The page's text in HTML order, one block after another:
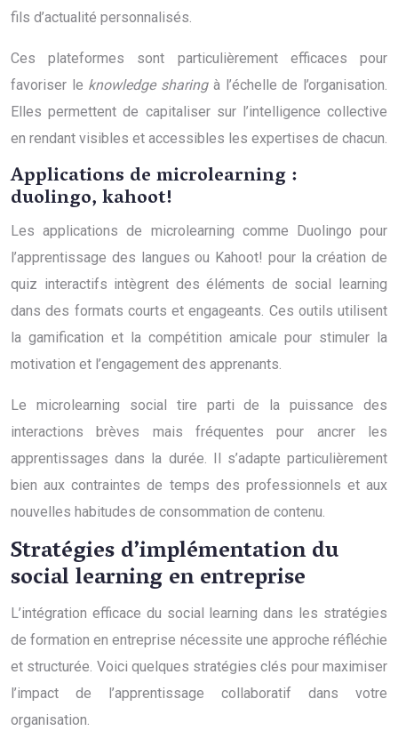
fils d’actualité personnalisés.
Ces plateformes sont particulièrement efficaces pour
favoriser le knowledge sharing à l’échelle de l’organisation.
Elles permettent de capitaliser sur l’intelligence collective
en rendant visibles et accessibles les expertises de chacun.
Applications de microlearning :
duolingo, kahoot!
Les applications de microlearning comme Duolingo pour
l’apprentissage des langues ou Kahoot! pour la création de
quiz interactifs intègrent des éléments de social learning
dans des formats courts et engageants. Ces outils utilisent
la gamification et la compétition amicale pour stimuler la
motivation et l’engagement des apprenants.
Le microlearning social tire parti de la puissance des
interactions brèves mais fréquentes pour ancrer les
apprentissages dans la durée. Il s’adapte particulièrement
bien aux contraintes de temps des professionnels et aux
nouvelles habitudes de consommation de contenu.
Stratégies d’implémentation du
social learning en entreprise
L’intégration efficace du social learning dans les stratégies
de formation en entreprise nécessite une approche réfléchie
et structurée. Voici quelques stratégies clés pour maximiser
l’impact de l’apprentissage collaboratif dans votre
organisation.